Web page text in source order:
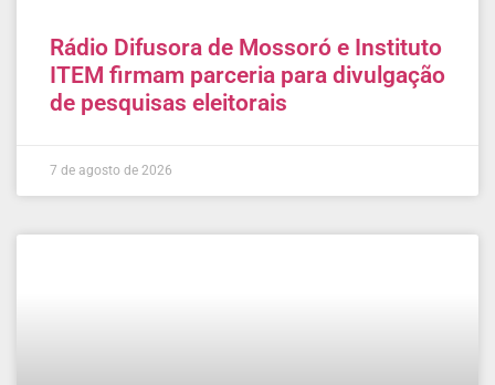
Rádio Difusora de Mossoró e Instituto
ITEM firmam parceria para divulgação
de pesquisas eleitorais
7 de agosto de 2026